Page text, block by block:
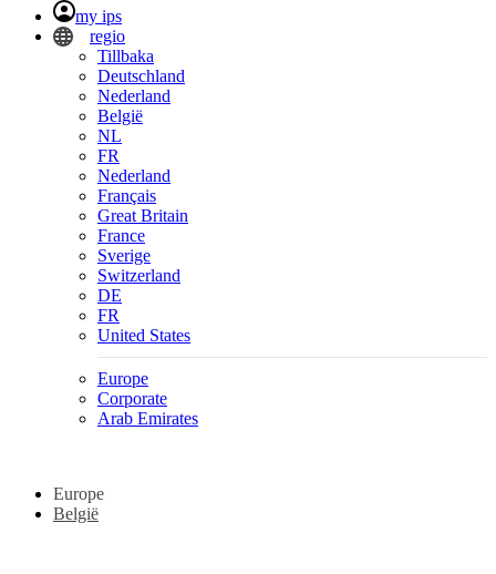
my ips
regio
Tillbaka
Deutschland
Nederland
België
NL
FR
Nederland
Français
Great Britain
France
Sverige
Switzerland
DE
FR
United States
Europe
Corporate
Arab Emirates
Europe
België